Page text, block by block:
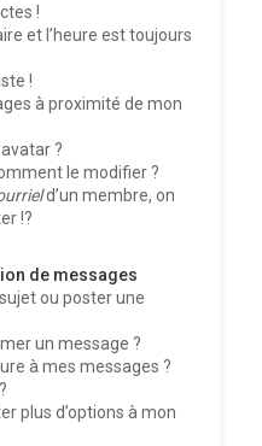
!
et l’heure est toujours
!
à proximité de mon
?
le modifier ?
d’un membre, on
!?
de messages
ou poster une
un message ?
à mes messages ?
plus d’options à mon